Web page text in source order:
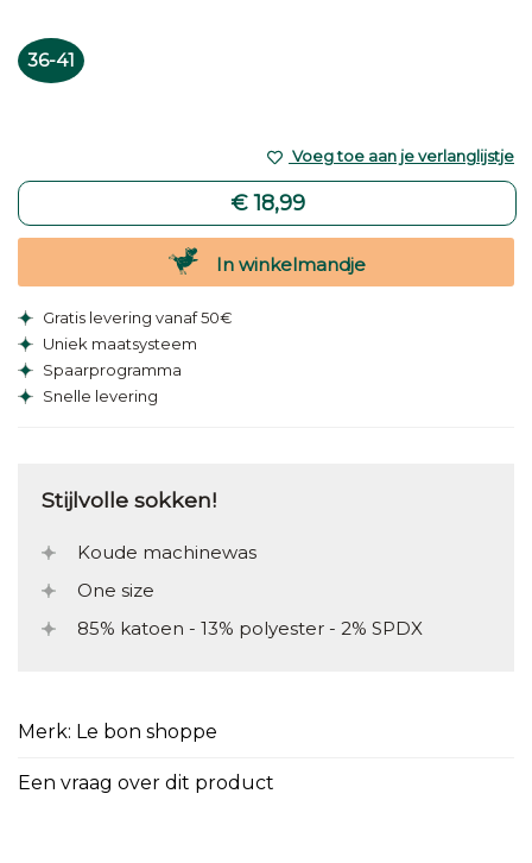
36-41
€ 18,99
Voeg toe aan je verlanglijstje
In winkelmandje
Gratis levering vanaf 50€
Uniek maatsysteem
Spaarprogramma
Snelle levering
Stijlvolle sokken!
Koude machinewas
One size
85% katoen - 13% polyester - 2% SPDX
Merk: Le bon shoppe
Een vraag over dit product